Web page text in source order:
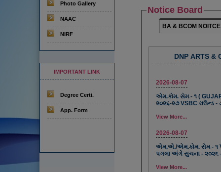
Photo Gallery
NAAC
NIRF
IMPORTANT LINK
Degree Certi.
App. Form
Notice Board
BA & BCOM NOITCE
DNP ARTS &
2026-08-07
એમ.કોમ. સેમ - ૧ (
૨૦૨૬-૨૭ VSBC રાઉન્ડ -
View More...
2026-08-07
એમ.એ./એમ.કોમ. સેમ - ૧
પગલા અંગે સુચના - ૨૦૨૬
View More...